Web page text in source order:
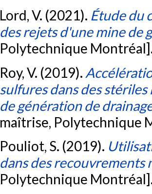
Lord, V. (2021). Étude du
des rejets d'une mine de
Polytechnique
Roy, V. (2019).
sulfures dans des
de génération de
maîtrise, Polytechnique
Pouliot, S. (2019).
dans des recouvrements
Polytechnique